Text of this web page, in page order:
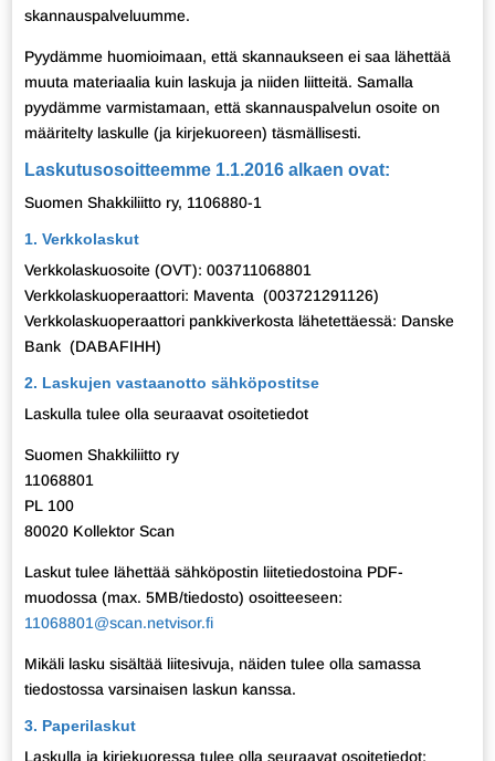
skannauspalveluumme.
Pyydämme huomioimaan, että skannaukseen ei saa lähettää
muuta materiaalia kuin laskuja ja niiden liitteitä. Samalla
pyydämme varmistamaan, että skannauspalvelun osoite on
määritelty laskulle (ja kirjekuoreen) täsmällisesti.
Laskutusosoitteemme 1.1.2016 alkaen ovat:
Suomen Shakkiliitto ry, 1106880-1
1. Verkkolaskut
Verkkolaskuosoite (OVT): 003711068801
Verkkolaskuoperaattori: Maventa (003721291126)
Verkkolaskuoperaattori pankkiverkosta lähetettäessä: Danske
Bank (DABAFIHH)
2. Laskujen vastaanotto sähköpostitse
Laskulla tulee olla seuraavat osoitetiedot
Suomen Shakkiliitto ry
11068801
PL 100
80020 Kollektor Scan
Laskut tulee lähettää sähköpostin liitetiedostoina PDF-
muodossa (max. 5MB/tiedosto) osoitteeseen:
11068801@scan.netvisor.fi
Mikäli lasku sisältää liitesivuja, näiden tulee olla samassa
tiedostossa varsinaisen laskun kanssa.
3. Paperilaskut
Laskulla ja kirjekuoressa tulee olla seuraavat osoitetiedot: